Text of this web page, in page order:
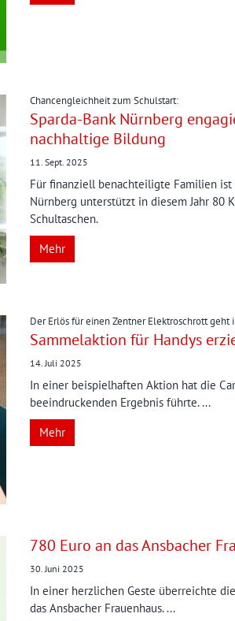
Chancengleichheit zum Schulstart::
Sparda-Bank Nürnberg
nachhaltige Bildung
11. Sept. 2025
Für finanziell benachteiligte Familien
Nürnberg unterstützt in diesem Jahr 80
Schultaschen.
Mehr
Der Erlös für einen Zentner Elektroschrott geht
Sammelaktion für Handys
14. Juli 2025
In einer beispielhaften Aktion hat die
beeindruckenden Ergebnis führte. ...
Mehr
780 Euro an das Ansbacher
30. Juni 2025
In einer herzlichen Geste überreichte
das Ansbacher Frauenhaus. ...